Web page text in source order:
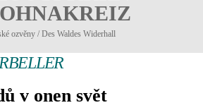
ozvěny / Des Waldes Widerhall
v onen svět